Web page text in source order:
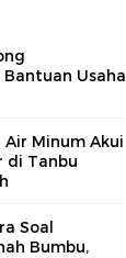
Usaha
Air Minum Akui
di Tanbu
Soal
Bumbu,